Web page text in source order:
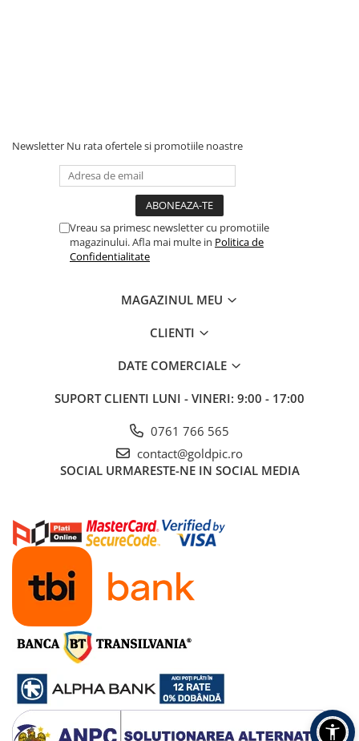
Newsletter Nu rata ofertele si promotiile noastre
Vreau sa primesc newsletter cu promotiile
magazinului. Afla mai multe in Politica de
Confidentialitate
MAGAZINUL MEU
CLIENTI
DATE COMERCIALE
SUPORT CLIENTI LUNI - VINERI: 9:00 - 17:00
0761 766 565
contact@goldpic.ro
SOCIAL URMARESTE-NE IN SOCIAL MEDIA